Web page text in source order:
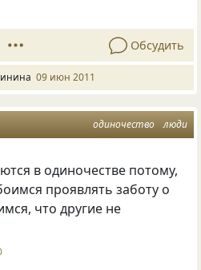
Обсудить
09 июн 2011
одиночество люди
в одиночестве потому,
проявлять заботу о
что другие не